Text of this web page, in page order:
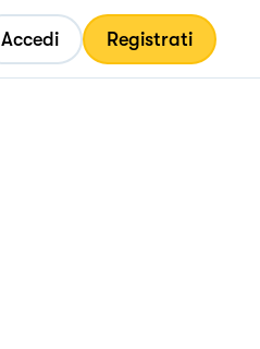
Accedi Registrati